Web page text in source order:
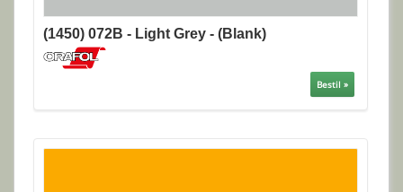
(1450) 072B - Light Grey - (Blank)
Bestil »